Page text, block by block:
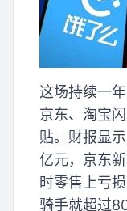
这场持续一
京东、淘宝
贴。财报显
亿元，京东
时零售上亏
骑手就超过